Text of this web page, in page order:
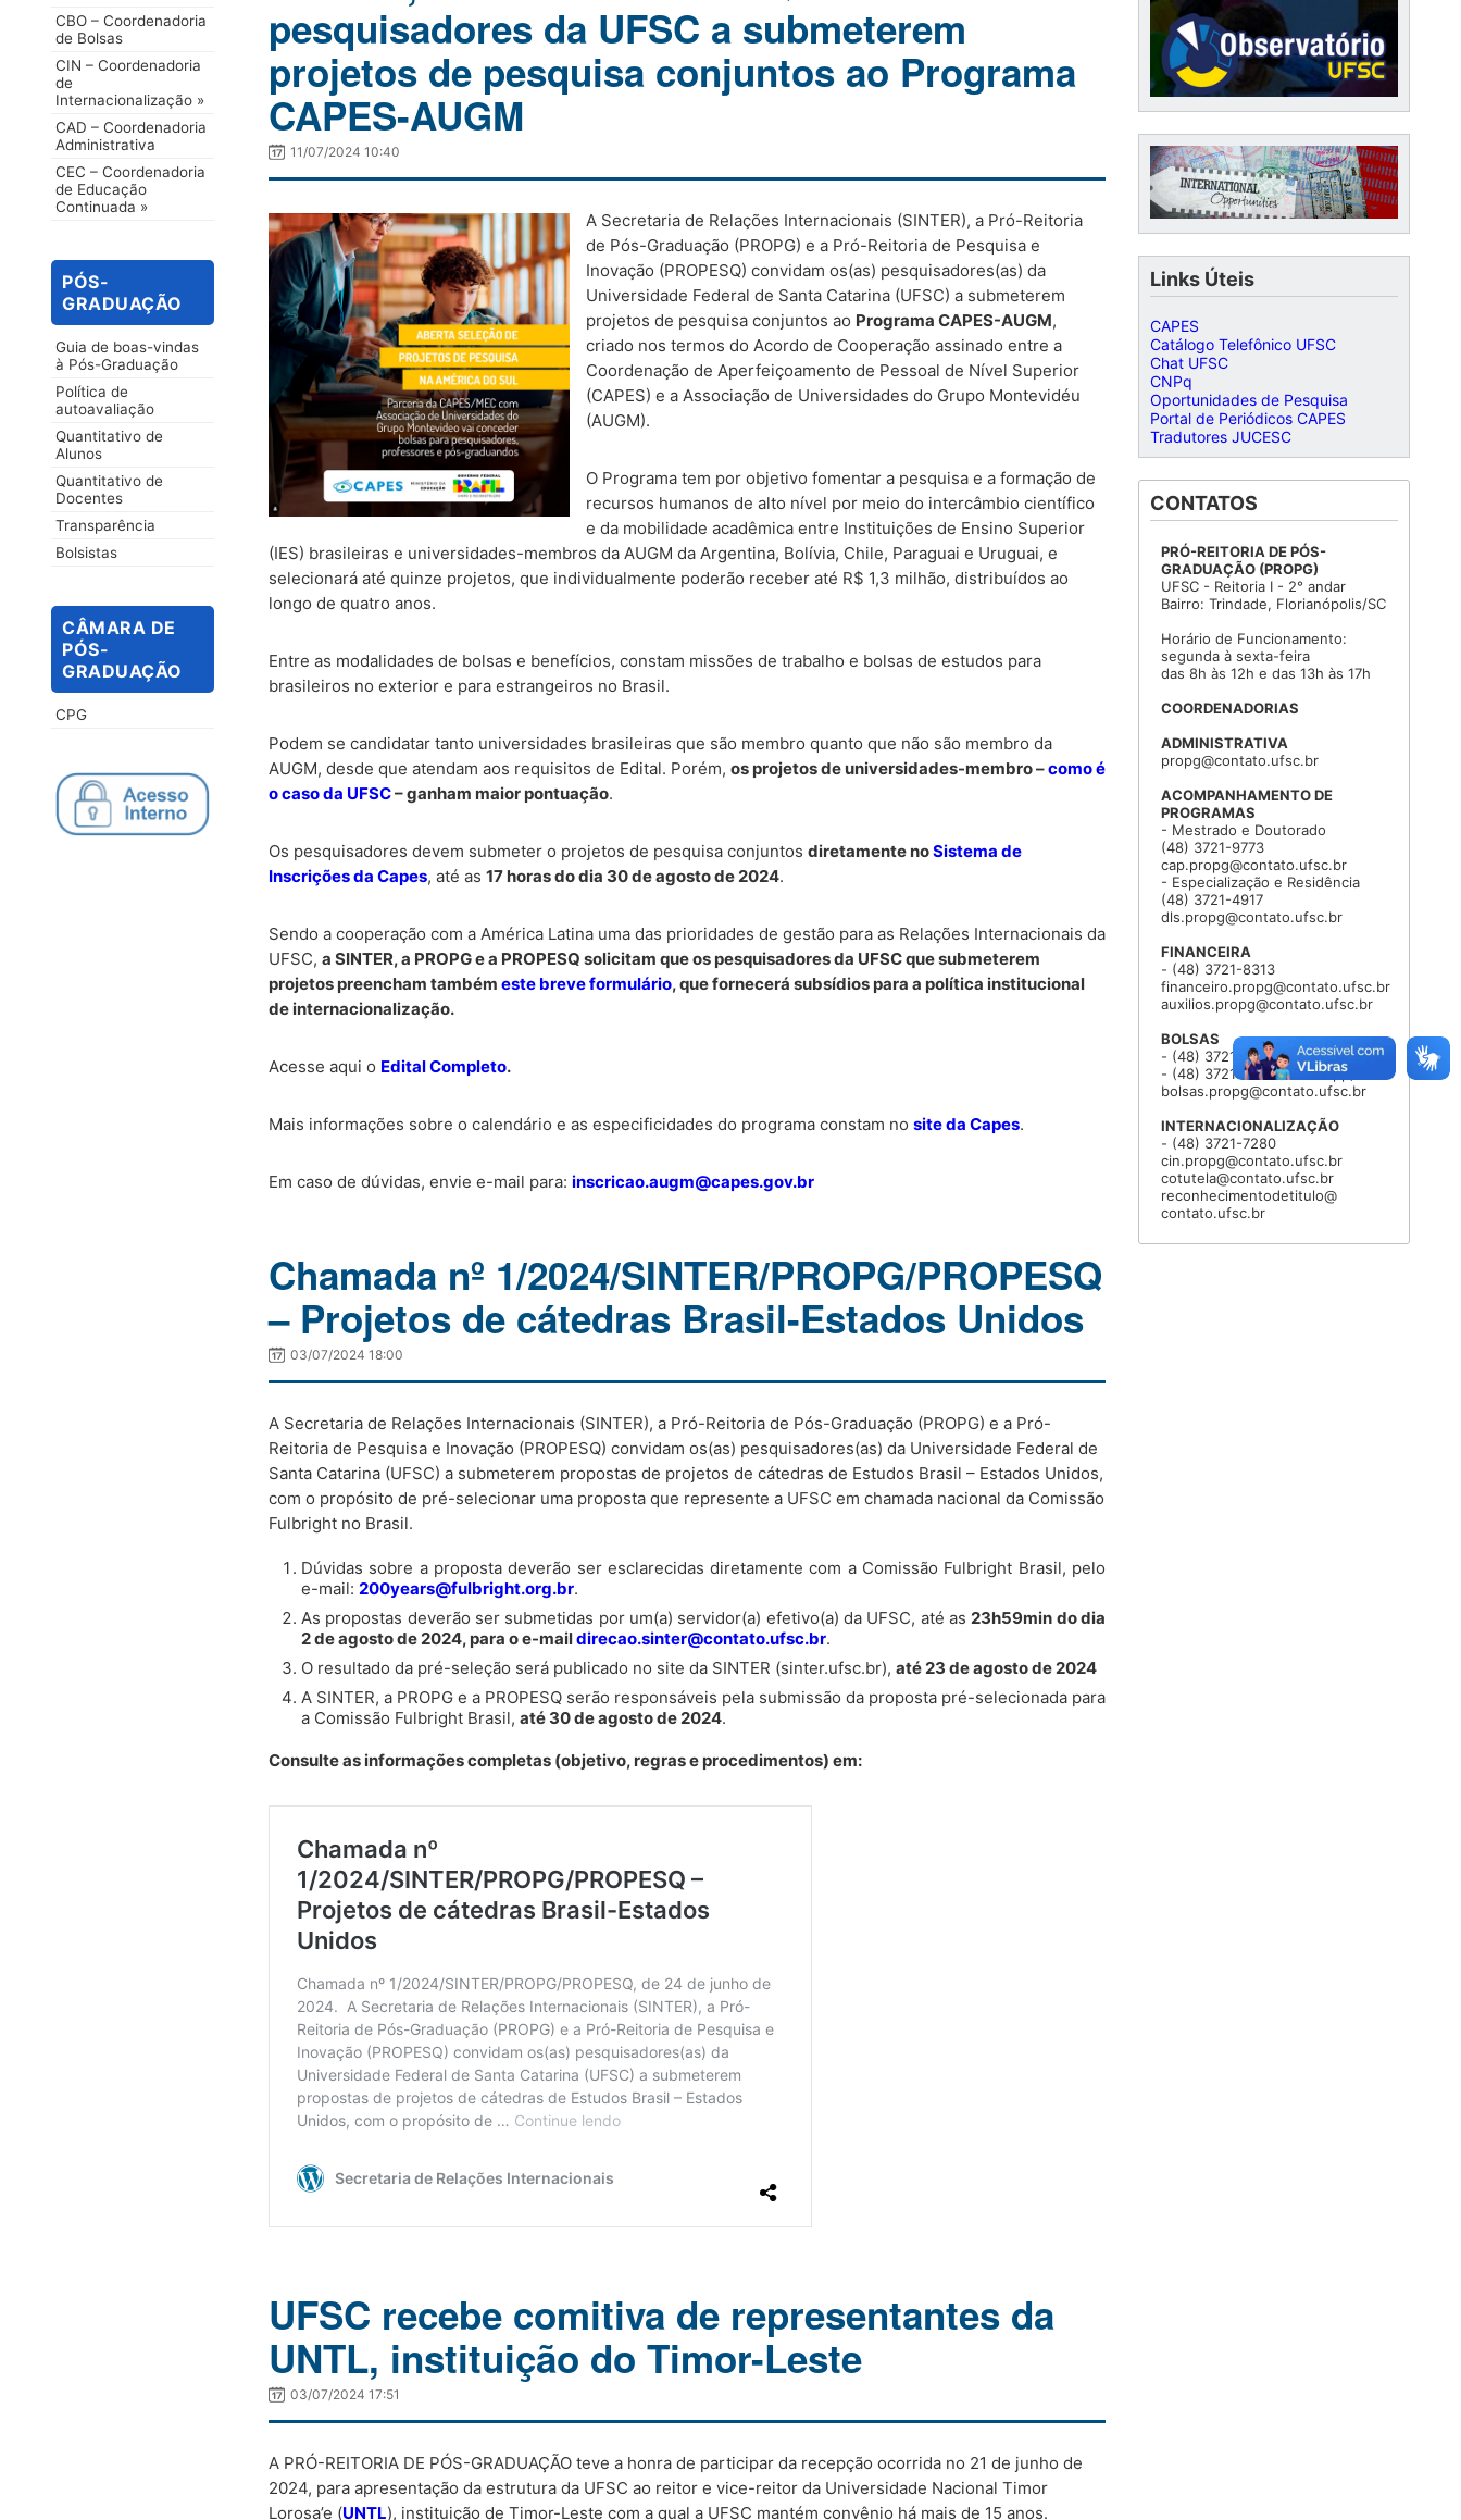
CBO – Coordenadoria
de Bolsas
CIN – Coordenadoria
de
Internacionalização »
CAD – Coordenadoria
Administrativa
CEC – Coordenadoria
de Educação
Continuada »
PÓS-
GRADUAÇÃO
Guia de boas-vindas
à Pós-Graduação
Política de
autoavaliação
Quantitativo de
Alunos
Quantitativo de
Docentes
Transparência
Bolsistas
CÂMARA DE
PÓS-
GRADUAÇÃO
CPG
pesquisadores da UFSC a submeterem
projetos de pesquisa conjuntos ao Programa
CAPES-AUGM
11/07/2024 10:40
A Secretaria de Relações Internacionais (SINTER), a Pró-Reitoria
de Pós-Graduação (PROPG) e a Pró-Reitoria de Pesquisa e
Inovação (PROPESQ) convidam os(as) pesquisadores(as) da
Universidade Federal de Santa Catarina (UFSC) a submeterem
projetos de pesquisa conjuntos ao Programa CAPES-AUGM,
criado nos termos do Acordo de Cooperação assinado entre a
Coordenação de Aperfeiçoamento de Pessoal de Nível Superior
(CAPES) e a Associação de Universidades do Grupo Montevidéu
(AUGM).
O Programa tem por objetivo fomentar a pesquisa e a formação de
recursos humanos de alto nível por meio do intercâmbio científico
e da mobilidade acadêmica entre Instituições de Ensino Superior
(IES) brasileiras e universidades-membros da AUGM da Argentina, Bolívia, Chile, Paraguai e Uruguai, e
selecionará até quinze projetos, que individualmente poderão receber até R$ 1,3 milhão, distribuídos ao
longo de quatro anos.
Entre as modalidades de bolsas e benefícios, constam missões de trabalho e bolsas de estudos para
brasileiros no exterior e para estrangeiros no Brasil.
Podem se candidatar tanto universidades brasileiras que são membro quanto que não são membro da
AUGM, desde que atendam aos requisitos de Edital. Porém, os projetos de universidades-membro –como é
o caso da UFSC– ganham maior pontuação.
Os pesquisadores devem submeter o projetos de pesquisa conjuntos diretamente noSistema de
Inscrições da Capes, até as 17 horas do dia 30 de agosto de 2024.
Sendo a cooperação com a América Latina uma das prioridades de gestão para as Relações Internacionais da
UFSC, a SINTER, a PROPG e a PROPESQ solicitam que os pesquisadores da UFSC que submeterem
projetos preencham também este breve formulário, que fornecerá subsídios para a política institucional
de internacionalização.
Acesse aqui o Edital Completo.
Mais informações sobre o calendário e as especificidades do programa constam no site da Capes.
Em caso de dúvidas, envie e-mail para: inscricao.augm@capes.gov.br
Chamada nº 1/2024/SINTER/PROPG/PROPESQ
– Projetos de cátedras Brasil-Estados Unidos
03/07/2024 18:00
A Secretaria de Relações Internacionais (SINTER), a Pró-Reitoria de Pós-Graduação (PROPG) e a Pró-
Reitoria de Pesquisa e Inovação (PROPESQ) convidam os(as) pesquisadores(as) da Universidade Federal de
Santa Catarina (UFSC) a submeterem propostas de projetos de cátedras de Estudos Brasil – Estados Unidos,
com o propósito de pré-selecionar uma proposta que represente a UFSC em chamada nacional da Comissão
Fulbright no Brasil.
Dúvidas sobre a proposta deverão ser esclarecidas diretamente com a Comissão Fulbright Brasil, pelo
e-mail: 200years@fulbright.org.br.
As propostas deverão ser submetidas por um(a) servidor(a) efetivo(a) da UFSC, até as23h59min do dia
2 de agosto de 2024, para o e-maildirecao.sinter@contato.ufsc.br.
O resultado da pré-seleção será publicado no site da SINTER (sinter.ufsc.br), até 23 de agosto de 2024
A SINTER, a PROPG e a PROPESQ serão responsáveis pela submissão da proposta pré-selecionada para
a Comissão Fulbright Brasil, até 30 de agosto de 2024.
Consulte as informações completas (objetivo, regras e procedimentos) em:
UFSC recebe comitiva de representantes da
UNTL, instituição do Timor-Leste
03/07/2024 17:51
A PRÓ-REITORIA DE PÓS-GRADUAÇÃO teve a honra de participar da recepção ocorrida no 21 de junho de
2024, para apresentação da estrutura da UFSC ao reitor e vice-reitor da Universidade Nacional Timor
Lorosa’e (UNTL), instituição de Timor-Leste com a qual a UFSC mantém convênio há mais de 15 anos.
Links Úteis
CAPES
Catálogo Telefônico UFSC
Chat UFSC
CNPq
Oportunidades de Pesquisa
Portal de Periódicos CAPES
Tradutores JUCESC
CONTATOS
PRÓ-REITORIA DE PÓS-
GRADUAÇÃO (PROPG)
UFSC - Reitoria I - 2° andar
Bairro: Trindade, Florianópolis/SC
Horário de Funcionamento:
segunda à sexta-feira
das 8h às 12h e das 13h às 17h
COORDENADORIAS
ADMINISTRATIVA
propg@contato.ufsc.br
ACOMPANHAMENTO DE
PROGRAMAS
- Mestrado e Doutorado
(48) 3721-9773
cap.propg@contato.ufsc.br
- Especialização e Residência
(48) 3721-4917
dls.propg@contato.ufsc.br
FINANCEIRA
- (48) 3721-8313
financeiro.propg@contato.ufsc.br
auxilios.propg@contato.ufsc.br
BOLSAS
- (48) 3721-4788
- (48) 3721-9311 (Whatsapp)
bolsas.propg@contato.ufsc.br
INTERNACIONALIZAÇÃO
- (48) 3721-7280
cin.propg@contato.ufsc.br
cotutela@contato.ufsc.br
reconhecimentodetitulo@
contato.ufsc.br